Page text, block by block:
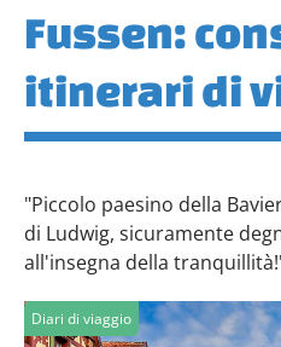
Fussen:
itinerari di
"Piccolo paesino della
di Ludwig, sicuramente
all'insegna della
Diari di viaggio